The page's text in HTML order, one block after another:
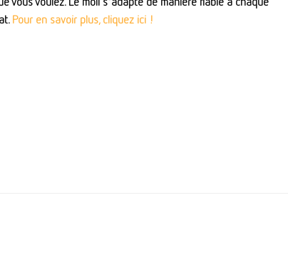
Pour en savoir plus, cliquez ici !